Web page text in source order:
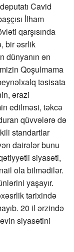
Cavid
İlham
qarşısında
bir əsrlik
dünyanın ən
Qoşulmama
təsisata
ərazi
edilməsi, təkcə
qüvvələrə də
standartlar
dairələr bunu
siyasəti,
ola bilmədilər.
yaşayır.
tarixində
20 il ərzində
siyasətini